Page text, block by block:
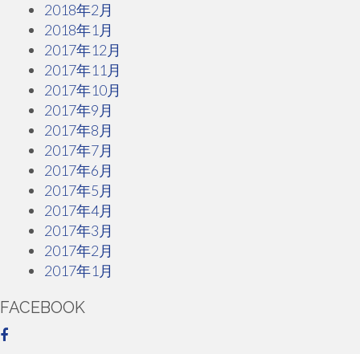
2018年2月
2018年1月
2017年12月
2017年11月
2017年10月
2017年9月
2017年8月
2017年7月
2017年6月
2017年5月
2017年4月
2017年3月
2017年2月
2017年1月
FACEBOOK